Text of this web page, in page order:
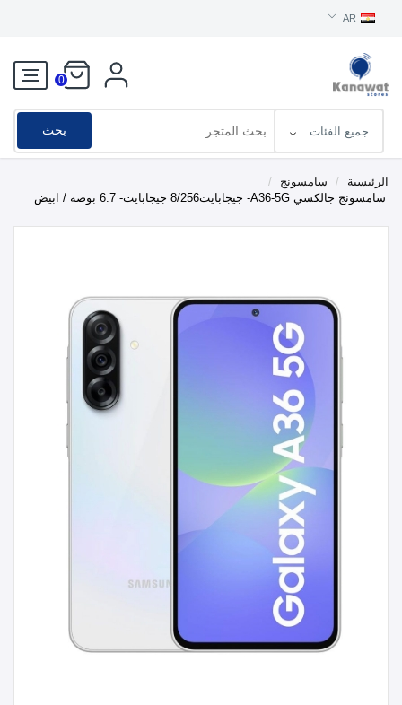
AR
0
بحث
الرئيسية / سامسونج
/
سامسونج جالكسي A36-5G- جيجابايت8/256 جيجابايت- 6.7 بوصة / ابيض